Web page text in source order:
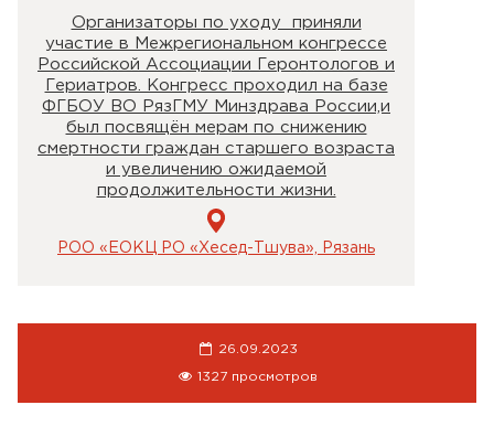
Организаторы по уходу приняли
участие в Межрегиональном конгрессе
Российской Ассоциации Геронтологов и
Гериатров. Конгресс проходил на базе
ФГБОУ ВО РязГМУ Минздрава России,и
был посвящён мерам по снижению
смертности граждан старшего возраста
и увеличению ожидаемой
продолжительности жизни.
РОО «ЕОКЦ РО «Хесед-Тшува», Рязань
26.09.2023
1327 просмотров